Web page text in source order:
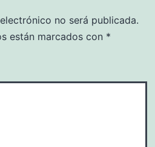
no será publicada.
están marcados con *